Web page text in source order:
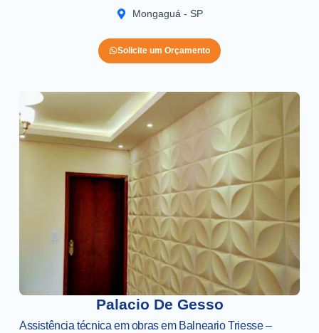
Mongaguá - SP
Solicite um Orçamento
Palacio De Gesso
Assistência técnica em obras em Balneario Triesse –